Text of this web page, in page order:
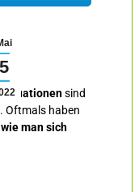
5
sind
Oftmals haben
wie man sich